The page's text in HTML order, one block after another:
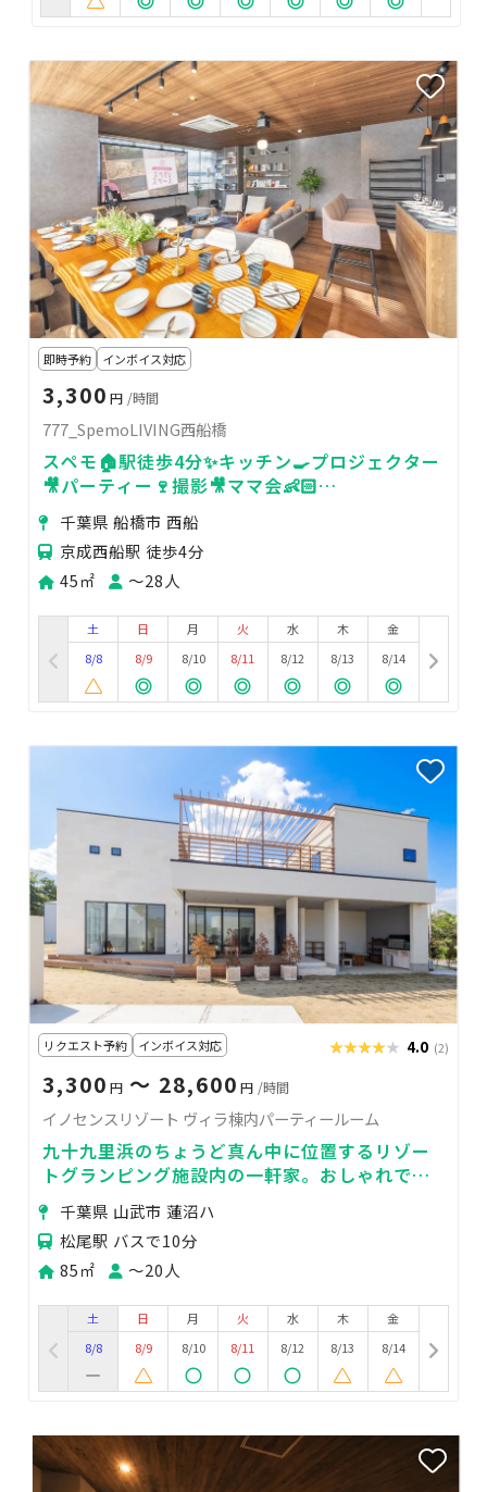
即時予約 インボイス対応
3,300 円 /時間
777_SpemoLIVING西船橋
スペモ🏠駅徒歩4分✨キッチン🍳プロジェクター
🎥パーティー🍷撮影🎥ママ会👶🏻
777_SpemoLIVING西船橋
千葉県 船橋市 西船
京成西船駅 徒歩4分
45㎡
〜28人
土
8/8
日
8/9
月
8/10
火
8/11
水
8/12
木
8/13
金
8/14
リクエスト予約 インボイス対応 ★★★★★
★★★★★ 4.0 (2)
3,300 円 〜 28,600 円 /時間
イノセンスリゾート ヴィラ棟内パーティールーム
九十九里浜のちょうど真ん中に位置するリゾー
トグランピング施設内の一軒家。おしゃれで
広々としたパーティールームをご利用いただけ
ます！
千葉県 山武市 蓮沼ハ
松尾駅 バスで10分
85㎡
〜20人
土
8/8
日
8/9
月
8/10
火
8/11
水
8/12
木
8/13
金
8/14